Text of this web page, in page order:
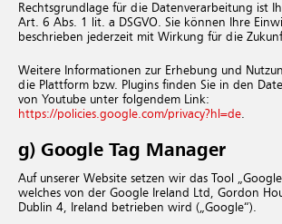
Rechtsgrundlage für die Datenverarbeitung ist
Art. 6 Abs. 1 lit. a DSGVO. Sie können Ihre
beschrieben jederzeit mit Wirkung für die
Weitere Informationen zur Erhebung und
die Plattform bzw. Plugins finden Sie in den
von Youtube unter folgendem Link:
https://policies.google.com/privacy?hl=de
g) Google Tag Manager
Auf unserer Website setzen wir das Tool
welches von der Google Ireland Ltd, Gordon
Dublin 4, Ireland betrieben wird („Google“).